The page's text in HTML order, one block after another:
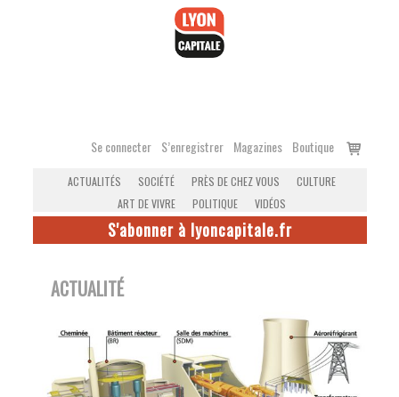
Se connecter S’enregistrer Magazines Boutique
Voir
ACTUALITÉS SOCIÉTÉ PRÈS DE CHEZ VOUS
CULTURE
ART DE VIVRE
POLITIQUE VIDÉOS
S'abonner à lyoncapitale.fr
ACTUALITÉ